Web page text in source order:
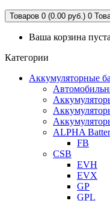
Товаров 0 (0.00 руб.) 0
Ваша корзина
Категории
Аккумуляторные
ALPHA
FB
CSB
EVH
EVX
GP
GPL